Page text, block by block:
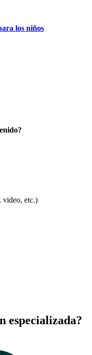
los niños
video, etc.)
especializada?